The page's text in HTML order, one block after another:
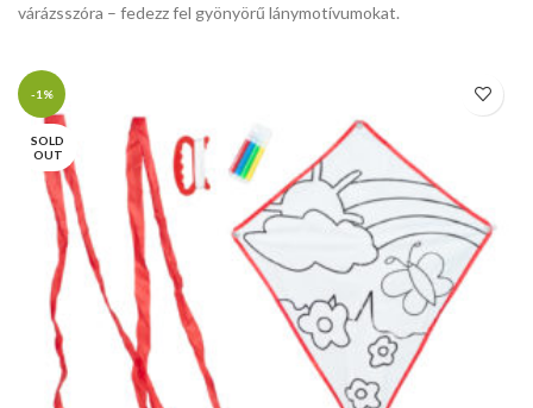
várázsszóra – fedezz fel gyönyörű lánymotívumokat.
-1%
SOLD
OUT